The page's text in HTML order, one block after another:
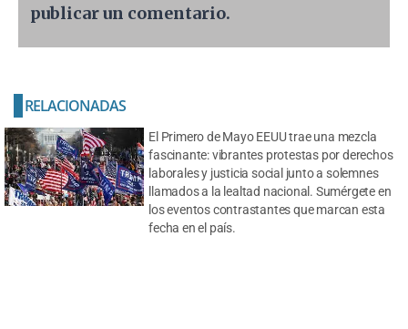
publicar un comentario.
El Primero de Mayo EEUU trae una mezcla
fascinante: vibrantes protestas por derechos
laborales y justicia social junto a solemnes
llamados a la lealtad nacional. Sumérgete en
los eventos contrastantes que marcan esta
fecha en el país.
RELACIONADAS